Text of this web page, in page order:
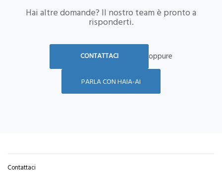
Hai altre domande? Il nostro team è pronto a
risponderti.
CONTATTACI oppure
PARLA CON HAIA-AI
Contattaci